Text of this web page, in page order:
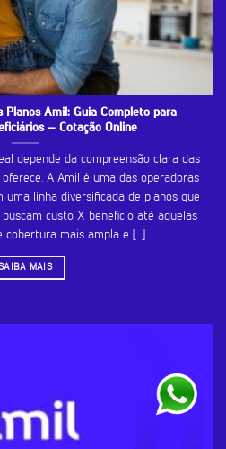
Planos Amil: Guia Completo para
– Cotação Online
depende da compreensão clara das
A Amil é uma das operadoras
uma linha diversificada de planos que
custo X benefício até aquelas
mais ampla e [...]
MAIS